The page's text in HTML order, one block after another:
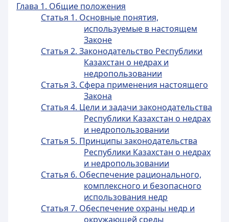
Глава 1. Общие положения
Статья 1. Основные понятия,
используемые в настоящем
Законе
Статья 2. Законодательство Республики
Казахстан о недрах и
недропользовании
Статья 3. Сфера применения настоящего
Закона
Статья 4. Цели и задачи законодательства
Республики Казахстан о недрах
и недропользовании
Статья 5. Принципы законодательства
Республики Казахстан о недрах
и недропользовании
Статья 6. Обеспечение рационального,
комплексного и безопасного
использования недр
Статья 7. Обеспечение охраны недр и
окружающей среды